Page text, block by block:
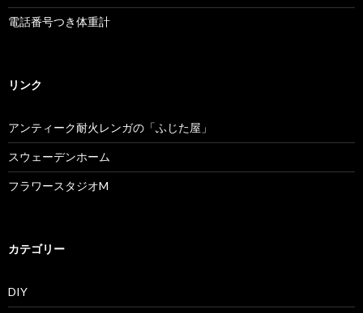
電話番号つき体重計
リンク
アンティーク耐火レンガの「ふじた屋」
スウェーデンホーム
フラワースタジオM
カテゴリー
DIY